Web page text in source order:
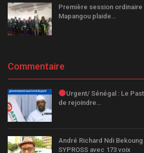
Première session ordinaire
Mapangou plaide…
Commentaire
Urgent/ Sénégal : Le
de rejoindre…
André Richard Ndi
SYPROSS avec 173 voix